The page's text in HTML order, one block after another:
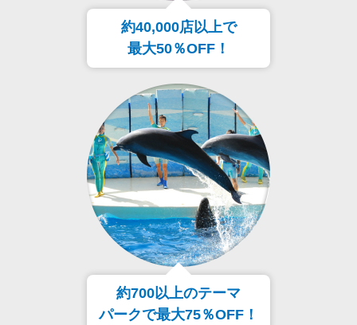
約40,000店以上で
最大50％OFF！
約700以上のテーマ
パークで最大75％OFF！